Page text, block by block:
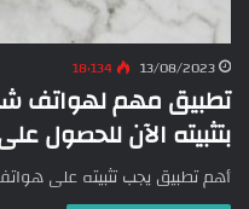
13/08/2023 18٬134
تطبيق مهم لهواتف
بتثبيته الآن للحصول
أهم تطبيق يجب تثبيته على